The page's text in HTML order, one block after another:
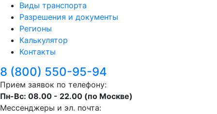
Виды транспорта
Разрешения и документы
Регионы
Калькулятор
Контакты
8 (800) 550-95-94
Прием заявок по телефону:
Пн-Вс: 08.00 - 22.00 (по Москве)
Мессенджеры и эл. почта: